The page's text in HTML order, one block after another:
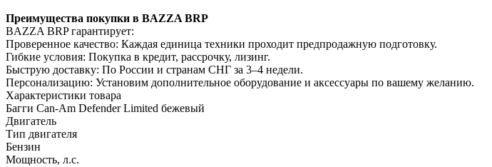
Преимущества покупки в BAZZA BRP
BAZZA BRP гарантирует:
Проверенное качество: Каждая единица техники проходит предпродажную подготовку.
Гибкие условия: Покупка в кредит, рассрочку, лизинг.
Быструю доставку: По России и странам СНГ за 3–4 недели.
Персонализацию: Установим дополнительное оборудование и аксессуары по вашему желанию.
Характеристики товара
Багги Can-Am Defender Limited бежевый
Двигатель
Тип двигателя
Бензин
Мощность, л.с.